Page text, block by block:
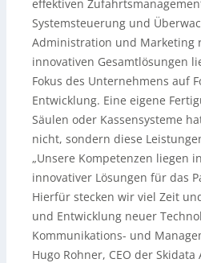
effektiven
Systemsteuerung und
Administration und Marketing
innovativen Gesamtlösungen
Fokus des Unternehmens auf
Entwicklung. Eine eigene
Säulen oder Kassensysteme
nicht, sondern diese
„Unsere Kompetenzen liegen
innovativer Lösungen für das
Hierfür stecken wir viel Zeit
und Entwicklung neuer
Kommunikations- und
Hugo Rohner, CEO der